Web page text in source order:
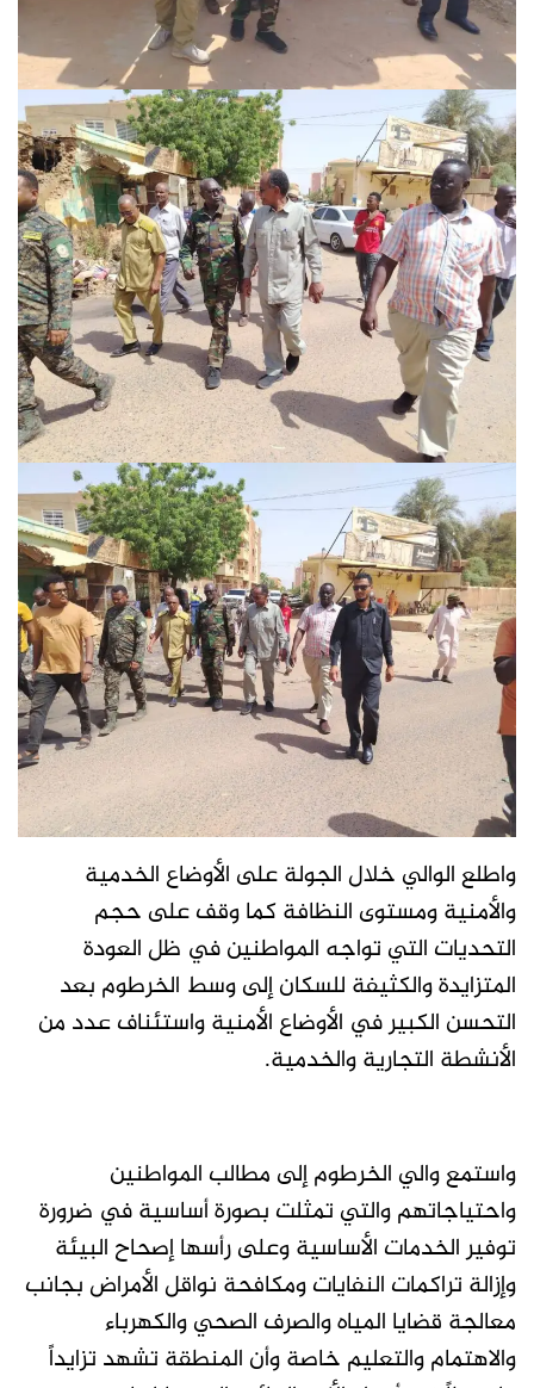
واطلع الوالي خلال الجولة على الأوضاع الخدمية
والأمنية ومستوى النظافة كما وقف على حجم
التحديات التي تواجه المواطنين في ظل العودة
المتزايدة والكثيفة للسكان إلى وسط الخرطوم بعد
التحسن الكبير في الأوضاع الأمنية واستئناف عدد من
الأنشطة التجارية والخدمية.
واستمع والي الخرطوم إلى مطالب المواطنين
واحتياجاتهم والتي تمثلت بصورة أساسية في ضرورة
توفير الخدمات الأساسية وعلى رأسها إصحاح البيئة
وإزالة تراكمات النفايات ومكافحة نواقل الأمراض بجانب
معالجة قضايا المياه والصرف الصحي والكهرباء
والاهتمام والتعليم خاصة وأن المنطقة تشهد تزايداً